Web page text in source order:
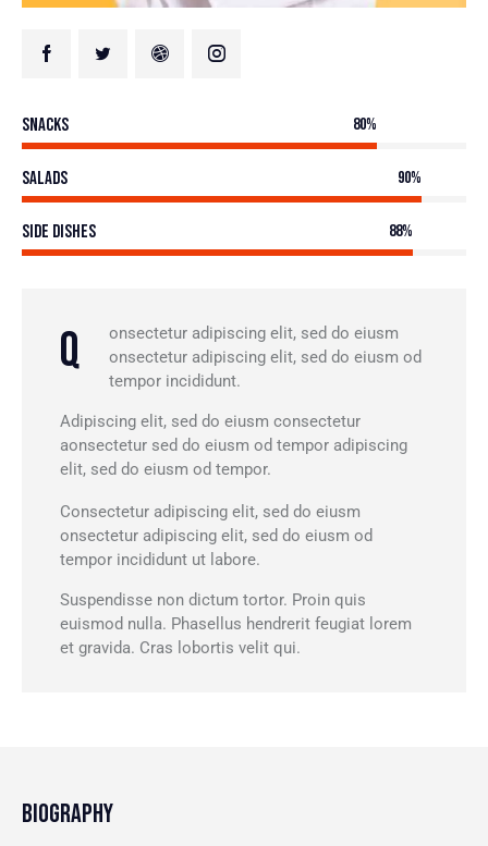
Snacks 80%
Salads 90%
Side Dishes 88%
Q
onsectetur adipiscing elit, sed do eiusm
onsectetur adipiscing elit, sed do eiusm od
tempor incididunt.
Adipiscing elit, sed do eiusm consectetur
aonsectetur sed do eiusm od tempor adipiscing
elit, sed do eiusm od tempor.
Consectetur adipiscing elit, sed do eiusm
onsectetur adipiscing elit, sed do eiusm od
tempor incididunt ut labore.
Suspendisse non dictum tortor. Proin quis
euismod nulla. Phasellus hendrerit feugiat lorem
et gravida. Cras lobortis velit qui.
BIOGRAPHY